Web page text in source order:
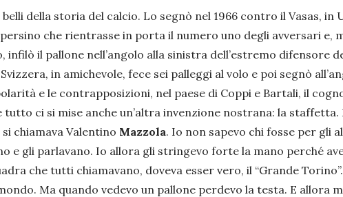
della storia del calcio. Lo segnò nel 1966 contro il Vasas,
che rientrasse in porta il numero uno degli avversari e,
il pallone nell’angolo alla sinistra dell’estremo difensore
in amichevole, fece sei palleggi al volo e poi segnò
e le contrapposizioni, nel paese di Coppi e Bartali, il
ci si mise anche un’altra invenzione nostrana: la
chiamava Valentino Mazzola. Io non sapevo chi fosse per gli
e gli parlavano. Io allora gli stringevo forte la mano perché
che tutti chiamavano, doveva esser vero, il “Grande
Ma quando vedevo un pallone perdevo la testa. E